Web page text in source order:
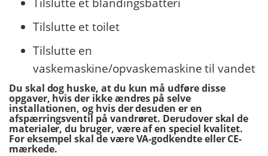
Tilslutte et toilet
Tilslutte en
vaskemaskine/opvaskemaskine til vandet
Du skal dog huske, at du kun må udføre disse
opgaver, hvis der ikke ændres på selve
installationen, og hvis der desuden er en
afspærringsventil på vandrøret. Derudover skal de
materialer, du bruger, være af en speciel kvalitet.
For eksempel skal de være VA-godkendte eller CE-
mærkede.